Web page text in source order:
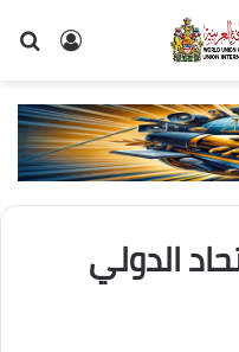
الدولي